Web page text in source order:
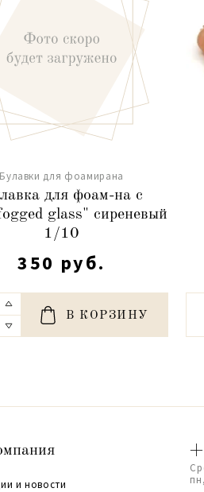
Булавки для фоамирана
для фоам-на с
glass" сиреневый
1/10
350 руб.
В КОРЗИНУ
и новости
+